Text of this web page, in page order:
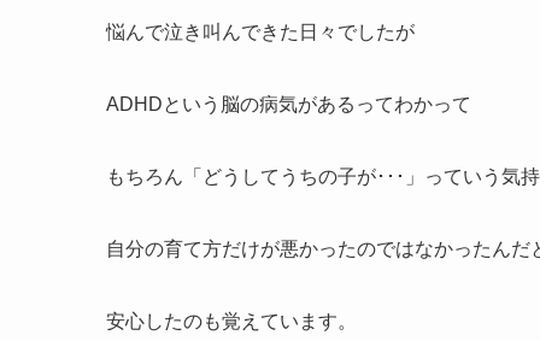
悩んで泣き叫んできた日々でしたが
ADHDという脳の病気があるってわかって
もちろん「どうしてうちの子が･･･」っていう気
自分の育て方だけが悪かったのではなかったんだ
安心したのも覚えています。